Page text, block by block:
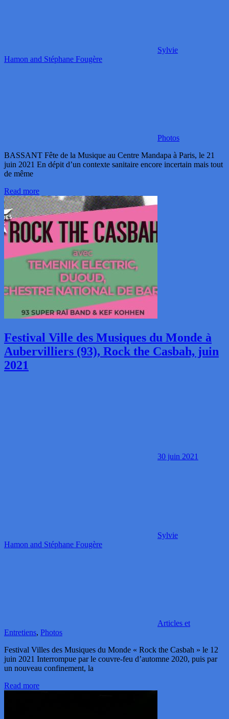
Sylvie
Hamon and Stéphane Fougère
Photos
BASSANT Fête de la Musique au Centre Mandapa à Paris, le 21
juin 2021 En dépit d’un contexte sanitaire encore incertain mais tout
de même
Read more
Festival Ville des Musiques du Monde à
Aubervilliers (93), Rock the Casbah, juin
2021
30 juin 2021
Sylvie
Hamon and Stéphane Fougère
Articles et
Entretiens, Photos
Festival Villes des Musiques du Monde « Rock the Casbah » le 12
juin 2021 Interrompue par le couvre-feu d’automne 2020, puis par
un nouveau confinement, la
Read more